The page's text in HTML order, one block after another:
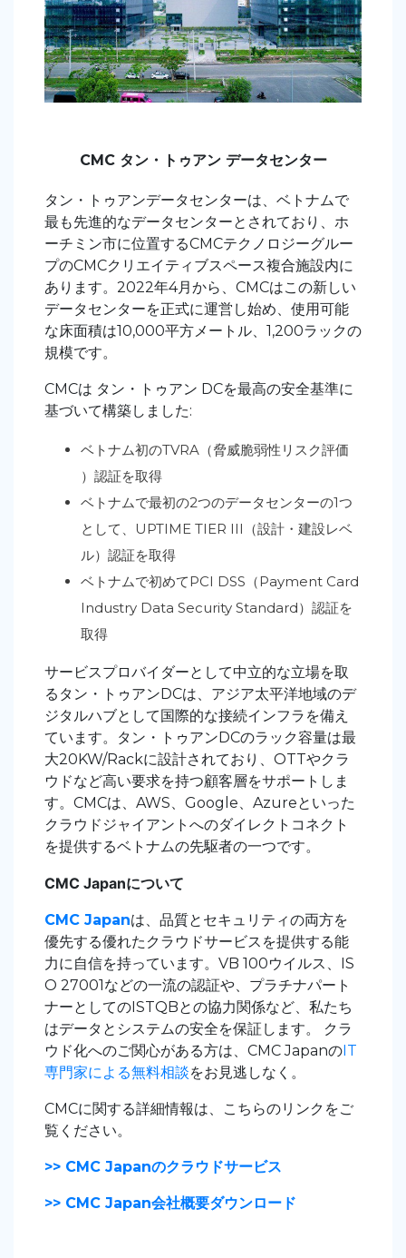
CMC タン・トゥアン データセンター
タン・トゥアンデータセンターは、ベトナムで
最も先進的なデータセンターとされており、ホ
ーチミン市に位置するCMCテクノロジーグルー
プのCMCクリエイティブスペース複合施設内に
あります。2022年4月から、CMCはこの新しい
データセンターを正式に運営し始め、使用可能
な床面積は10,000平方メートル、1,200ラックの
規模です。
CMCは タン・トゥアン DCを最高の安全基準に
基づいて構築しました:
ベトナム初のTVRA（脅威脆弱性リスク評価
）認証を取得
ベトナムで最初の2つのデータセンターの1つ
として、UPTIME TIER III（設計・建設レベ
ル）認証を取得
ベトナムで初めてPCI DSS（Payment Card
Industry Data Security Standard）認証を
取得
サービスプロバイダーとして中立的な立場を取
るタン・トゥアンDCは、アジア太平洋地域のデ
ジタルハブとして国際的な接続インフラを備え
ています。
タン・トゥアンDCのラック容量は最
大20KW/Rackに設計されており、OTTやクラ
ウドなど高い要求を持つ顧客層をサポートしま
す。CMCは、AWS、Google、Azureといった
クラウドジャイアントへのダイレクトコネクト
を提供するベトナムの先駆者の一つです。
CMC Japanについて
CMC Japanは、品質とセキュリティの両方を
優先する優れたクラウドサービスを提供する能
力に自信を持っています。VB 100ウイルス、IS
O 27001などの一流の認証や、プラチナパート
ナーとしてのISTQBとの協力関係など、私たち
はデータとシステムの安全を保証します。
クラ
ウド化へのご関心がある方は、CMC JapanのIT
専門家による無料相談をお見逃しなく。
CMCに関する詳細情報は、こちらのリンクをご
覧ください。
>> CMC Japanのクラウドサービス
>> CMC Japan会社概要ダウンロード